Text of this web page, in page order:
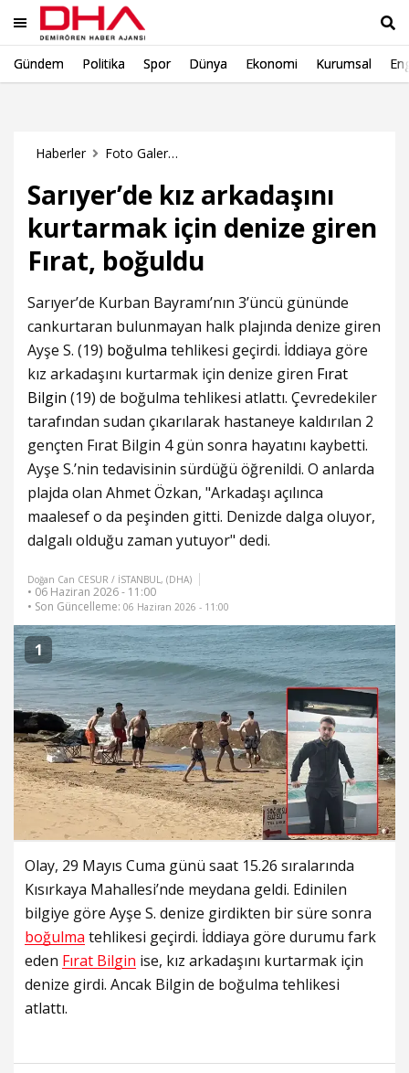
Gündem Politika Spor Dünya Ekonomi Kurumsal
Haberler Foto Galeri Haberleri
Sarıyer’de kız arkadaşını
kurtarmak için denize giren
Fırat, boğuldu
Sarıyer’de Kurban Bayramı’nın 3’üncü gününde
cankurtaran bulunmayan halk plajında denize giren
Ayşe S. (19) boğulma tehlikesi geçirdi. İddiaya göre
kız arkadaşını kurtarmak için denize giren Fırat
Bilgin (19) de boğulma tehlikesi atlattı. Çevredekiler
tarafından sudan çıkarılarak hastaneye kaldırılan 2
gençten Fırat Bilgin 4 gün sonra hayatını kaybetti.
Ayşe S.’nin tedavisinin sürdüğü öğrenildi. O anlarda
plajda olan Ahmet Özkan, "Arkadaşı açılınca
maalesef o da peşinden gitti. Denizde dalga oluyor,
dalgalı olduğu zaman yutuyor" dedi.
Doğan Can CESUR / İSTANBUL, (DHA)
• 06 Haziran 2026 - 11:00
• Son Güncelleme: 06 Haziran 2026 - 11:00
1
Olay, 29 Mayıs Cuma günü saat 15.26 sıralarında
Kısırkaya Mahallesi’nde meydana geldi. Edinilen
bilgiye göre Ayşe S. denize girdikten bir süre sonra
boğulma tehlikesi geçirdi. İddiaya göre durumu fark
eden Fırat Bilgin ise, kız arkadaşını kurtarmak için
denize girdi. Ancak Bilgin de boğulma tehlikesi
atlattı.